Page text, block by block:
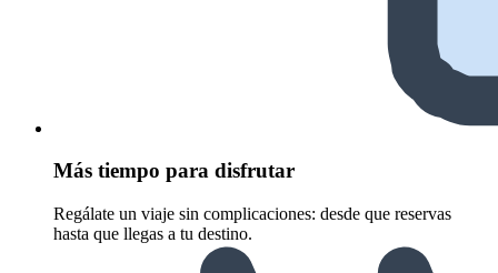
Más tiempo para disfrutar
Regálate un viaje sin complicaciones: desde que reservas
hasta que llegas a tu destino.